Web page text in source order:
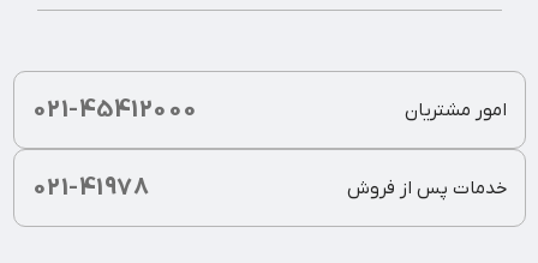
021-45412000 امور مشتریان
021-41978 خدمات پس از فروش